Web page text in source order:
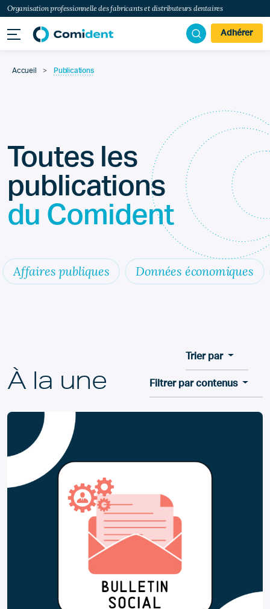
Organisation professionnelle des fabricants et distributeurs dentaires
Adhérer
Accueil > Publications
Toutes les
publications
du Comident
Affaires publiques Données économiques
À la une
Trier par
Filtrer par contenus